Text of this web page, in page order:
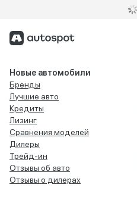
Новые автомобили
Бренды
Лучшие авто
Кредиты
Лизинг
Сравнения моделей
Дилеры
Трейд-ин
Отзывы об авто
Отзывы о дилерах